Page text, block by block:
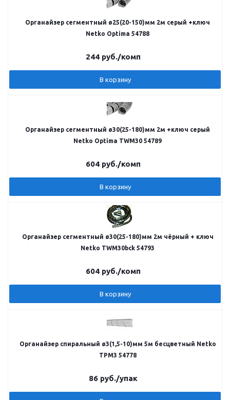
Органайзер сегментный ø25(20-150)мм 2м серый +ключ
Netko Optima 54788
244 руб./комп
В корзину
Органайзер сегментный ø30(25-180)мм 2м +ключ серый
Netko Optima TWM30 54789
604 руб./комп
В корзину
Органайзер сегментный ø30(25-180)мм 2м чёрный + ключ
Netko TWM30bck 54793
604 руб./комп
В корзину
Органайзер спиральный ø3(1,5-10)мм 5м бесцветный Netko
TPM3 54778
86 руб./упак